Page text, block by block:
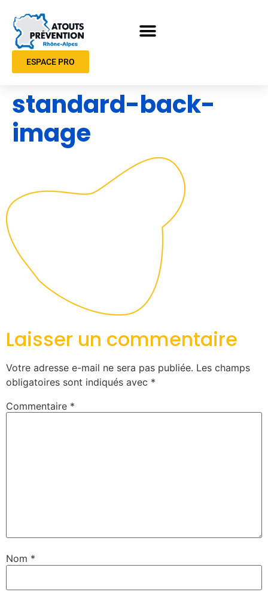
ESPACE PRO
standard-back-
image
Laisser un commentaire
Votre adresse e-mail ne sera pas publiée. Les champs
obligatoires sont indiqués avec *
Commentaire *
Nom *